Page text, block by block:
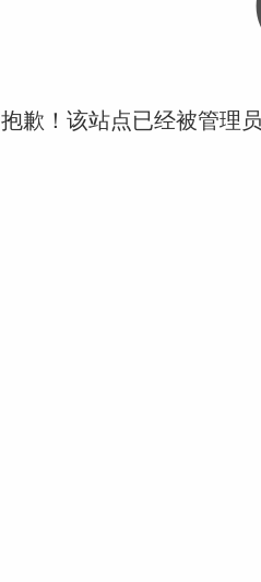
抱歉！该站点已经被管理